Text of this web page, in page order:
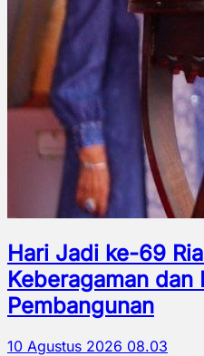
Hari Jadi ke-69
Keberagaman dan
Pembangunan
10 Agustus 2026 08.03